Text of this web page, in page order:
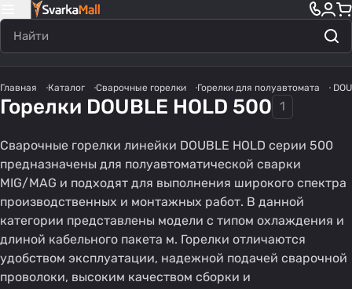
Главная Каталог Сварочные горелки Горелки для полуавтомата
Горелки DOUBLE HOLD 500 1
Сварочные горелки линейки DOUBLE HOLD серии 500
предназначены для полуавтоматической сварки
MIG/MAG и подходят для выполнения широкого спектра
производственных и монтажных работ. В данной
категории представлены модели с типом охлаждения и
длиной кабельного пакета м. Горелки отличаются
удобством эксплуатации, надежной подачей сварочной
проволоки, высоким качеством сборки и